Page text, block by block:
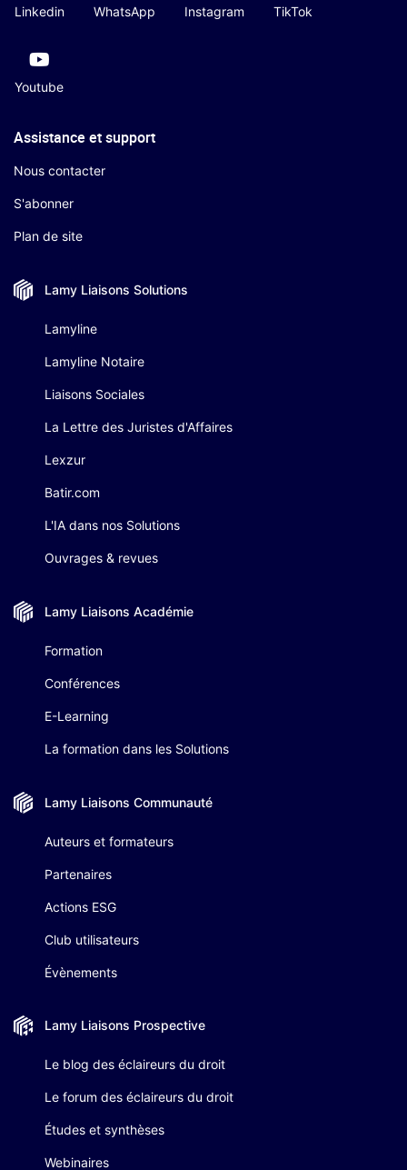
Linkedin WhatsApp Instagram TikTok
Youtube
Assistance et support
Nous contacter
S'abonner
Plan de site
Lamy Liaisons Solutions
Lamyline
Lamyline Notaire
Liaisons Sociales
La Lettre des Juristes d'Affaires
Lexzur
Batir.com
L'IA dans nos Solutions
Ouvrages & revues
Lamy Liaisons Académie
Formation
Conférences
E-Learning
La formation dans les Solutions
Lamy Liaisons Communauté
Auteurs et formateurs
Partenaires
Actions ESG
Club utilisateurs
Évènements
Lamy Liaisons Prospective
Le blog des éclaireurs du droit
Le forum des éclaireurs du droit
Études et synthèses
Webinaires